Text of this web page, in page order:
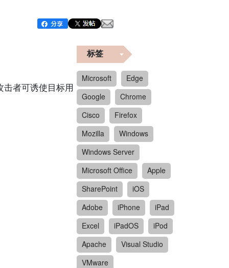
者可诱使目标用
标签
Microsoft
Edge
Google
Chrome
Cisco
Firefox
Mozilla
Windows
Windows Server
Microsoft Office
Apple
SharePoint
iOS
Adobe
iPhone
iPad
Excel
iPadOS
iPod
Apache
Visual Studio
VMware